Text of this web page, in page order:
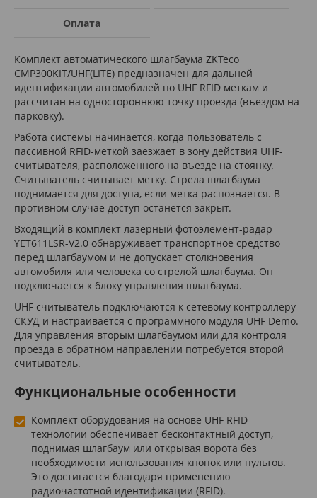
Оплата
Комплект автоматического шлагбаума ZKTeco
CMP300KIT/UHF(LITE) предназначен для дальней
идентификации автомобилей по UHF RFID меткам и
рассчитан на одностороннюю точку проезда (въездом на
парковку).
Работа системы начинается, когда пользователь с
пассивной RFID-меткой заезжает в зону действия UHF-
считывателя, расположенного на въезде на стоянку.
Считыватель считывает метку. Стрела шлагбаума
поднимается для доступа, если метка распознается. В
противном случае доступ останется закрыт.
Входящий в комплект лазерный фотоэлемент-радар
YET611LSR-V2.0 обнаруживает транспортное средство
перед шлагбаумом и не допускает столкновения
автомобиля или человека со стрелой шлагбаума. Он
подключается к блоку управления шлагбаума.
UHF считыватель подключаются к сетевому контроллеру
СКУД и настраивается с программного модуля UHF Demo.
Для управления вторым шлагбаумом или для контроля
проезда в обратном направлении потребуется второй
считыватель.
Функциональные особенности
Комплект оборудования на основе UHF RFID
технологии обеспечивает бесконтактный доступ,
поднимая шлагбаум или открывая ворота без
необходимости использования кнопок или пультов.
Это достигается благодаря применению
радиочастотной идентификации (RFID).​​​​​​​